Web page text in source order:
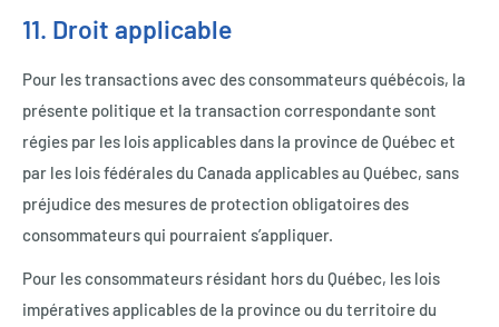
11. Droit applicable
Pour les transactions avec des consommateurs québécois, la
présente politique et la transaction correspondante sont
régies par les lois applicables dans la province de Québec et
par les lois fédérales du Canada applicables au Québec, sans
préjudice des mesures de protection obligatoires des
consommateurs qui pourraient s’appliquer.
Pour les consommateurs résidant hors du Québec, les lois
impératives applicables de la province ou du territoire du